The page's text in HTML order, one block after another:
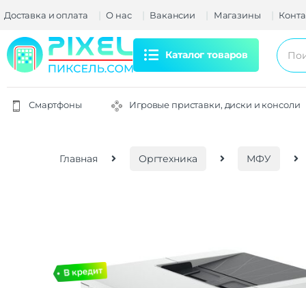
Доставка и оплата О нас Вакансии Магазины
Каталог товаров
Смартфоны Игровые приставки, диски и консоли
Главная Оргтехника МФУ